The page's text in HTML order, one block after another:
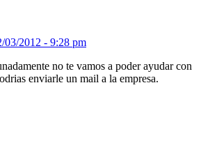
03/2012 - 9:28 pm
no te vamos a poder ayudar con
enviarle un mail a la empresa.